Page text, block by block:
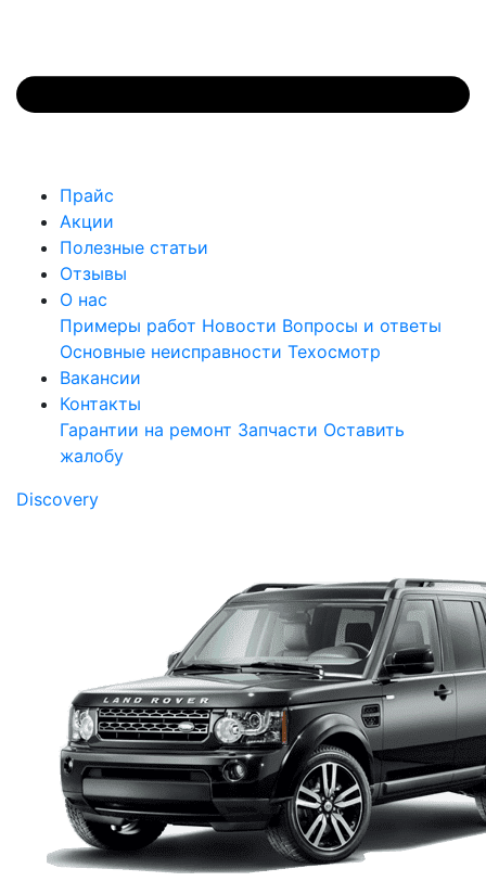
Прайс
Акции
Полезные статьи
Отзывы
О нас
Примеры работ Новости Вопросы и ответы
Основные неисправности Техосмотр
Вакансии
Контакты
Гарантии на ремонт Запчасти Оставить
жалобу
Discovery